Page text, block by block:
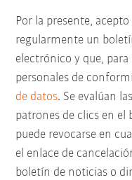
Por la presente,
regularmente un
electrónico y que,
personales de
de datos. Se evalúan
patrones de clics en
puede revocarse en
el enlace de
boletín de noticias o